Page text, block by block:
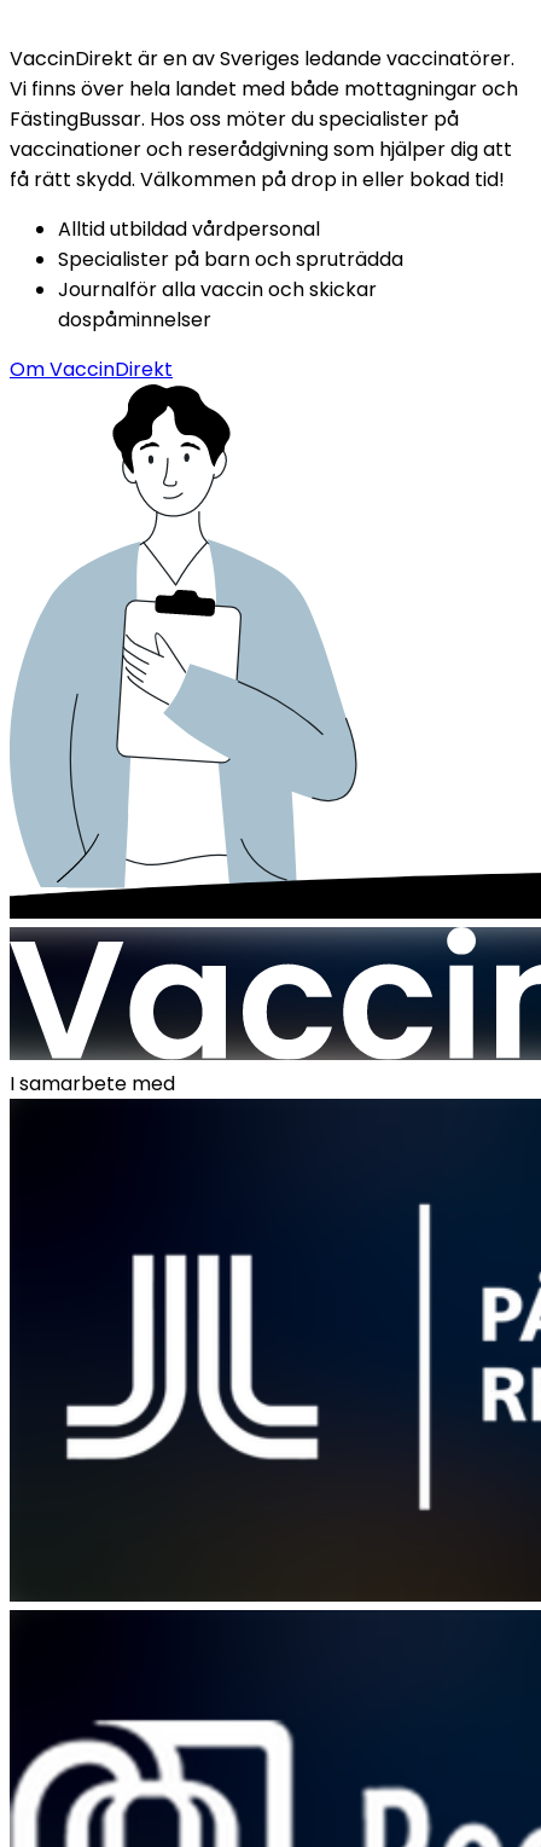
VaccinDirekt är en av Sveriges ledande vaccinatörer.
Vi finns över hela landet med både mottagningar och
FästingBussar. Hos oss möter du specialister på
vaccinationer och reserådgivning som hjälper dig att
få rätt skydd. Välkommen på drop in eller bokad tid!
Alltid utbildad vårdpersonal
Specialister på barn och spruträdda
Journalför alla vaccin och skickar
dospåminnelser
Om VaccinDirekt
I samarbete med